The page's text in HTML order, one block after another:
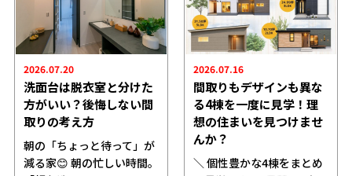
2026.07.20
洗面台は脱衣室と分けた
方がいい？後悔しない間
取りの考え方
朝の「ちょっと待って」が
減る家😊 朝の忙しい時間。
2026.07.16
間取りもデザインも異な
る4棟を一度に見学！理
想の住まいを見つけませ
んか？
＼ 個性豊かな4棟をまとめ